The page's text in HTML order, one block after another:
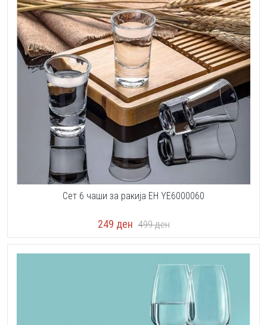
Сет 6 чаши за ракија EH YE6000060
249 ден 499ден